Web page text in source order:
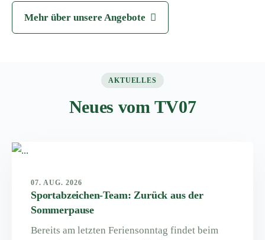
Mehr über unsere Angebote
AKTUELLES
Neues vom TV07
07. AUG. 2026
Sportabzeichen-Team: Zurück aus der
Sommerpause
Bereits am letzten Feriensonntag findet beim